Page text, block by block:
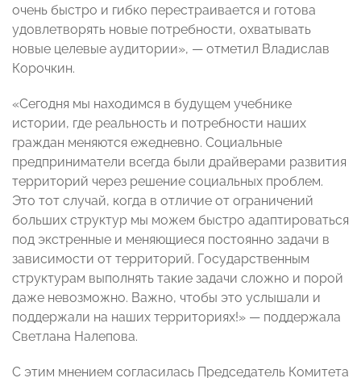
очень быстро и гибко перестраивается и готова
удовлетворять новые потребности, охватывать
новые целевые аудитории», — отметил Владислав
Корочкин.
«Сегодня мы находимся в будущем учебнике
истории, где реальность и потребности наших
граждан меняются ежедневно. Социальные
предприниматели всегда были драйверами развития
территорий через решение социальных проблем.
Это тот случай, когда в отличие от ограничений
больших структур мы можем быстро адаптироваться
под экстренные и меняющиеся постоянно задачи в
зависимости от территорий. Государственным
структурам выполнять такие задачи сложно и порой
даже невозможно. Важно, чтобы это услышали и
поддержали на наших территориях!» — поддержала
Светлана Налепова.
С этим мнением согласилась Председатель Комитета